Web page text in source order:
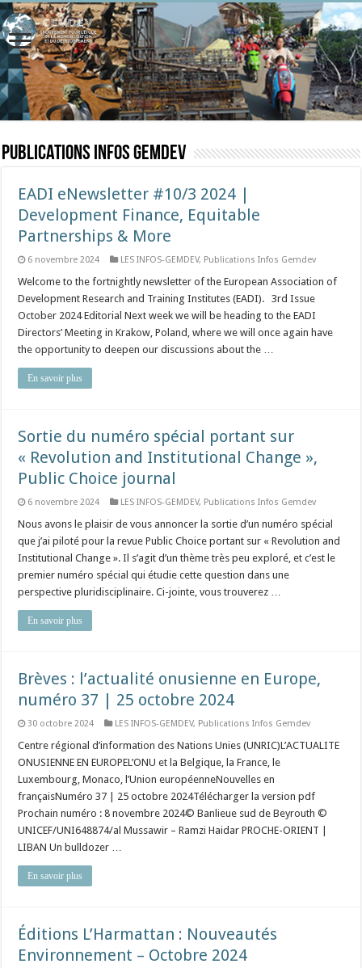
Publications Infos Gemdev
EADI eNewsletter #10/3 2024 |
Development Finance, Equitable
Partnerships & More
6 novembre 2024 LES INFOS-GEMDEV, Publications Infos Gemdev
Welcome to the fortnightly newsletter of the European Association of
Development Research and Training Institutes (EADI). 3rd Issue
October 2024 Editorial Next week we will be heading to the EADI
Directors’ Meeting in Krakow, Poland, where we will once again have
the opportunity to deepen our discussions about the …
En savoir plus
Sortie du numéro spécial portant sur
« Revolution and Institutional Change »,
Public Choice journal
6 novembre 2024 LES INFOS-GEMDEV, Publications Infos Gemdev
Nous avons le plaisir de vous annoncer la sortie d’un numéro spécial
que j’ai piloté pour la revue Public Choice portant sur « Revolution and
Institutional Change ». Il s’agit d’un thème très peu exploré, et c’est le
premier numéro spécial qui étudie cette question dans une
perspective pluridisciplinaire. Ci-jointe, vous trouverez …
En savoir plus
Brèves : l’actualité onusienne en Europe,
numéro 37 | 25 octobre 2024
30 octobre 2024 LES INFOS-GEMDEV, Publications Infos Gemdev
Centre régional d’information des Nations Unies (UNRIC)L’ACTUALITE
ONUSIENNE EN EUROPEL’ONU et la Belgique, la France, le
Luxembourg, Monaco, l’Union européenneNouvelles en
françaisNuméro 37 | 25 octobre 2024Télécharger la version pdf
Prochain numéro : 8 novembre 2024© Banlieue sud de Beyrouth ©
UNICEF/UNI648874/al Mussawir – Ramzi Haidar PROCHE-ORIENT |
LIBAN Un bulldozer …
En savoir plus
Éditions L’Harmattan : Nouveautés
Environnement – Octobre 2024​